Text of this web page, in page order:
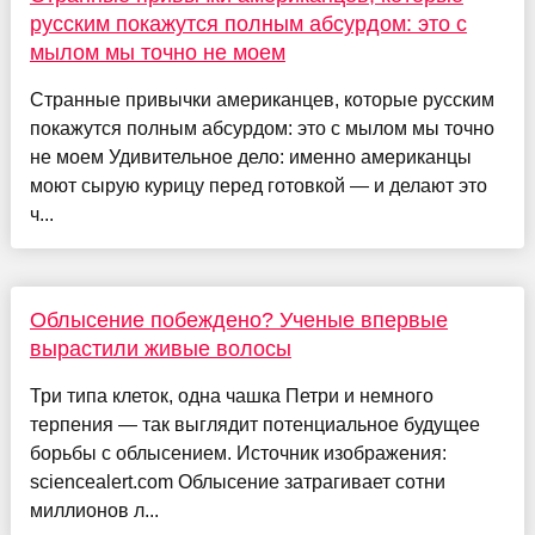
русским покажутся полным абсурдом: это с
мылом мы точно не моем
Странные привычки американцев, которые русским
покажутся полным абсурдом: это с мылом мы точно
не моем Удивительное дело: именно американцы
моют сырую курицу перед готовкой — и делают это
ч...
Облысение побеждено? Ученые впервые
вырастили живые волосы
Три типа клеток, одна чашка Петри и немного
терпения — так выглядит потенциальное будущее
борьбы с облысением. Источник изображения:
sciencealert.com Облысение затрагивает сотни
миллионов л...